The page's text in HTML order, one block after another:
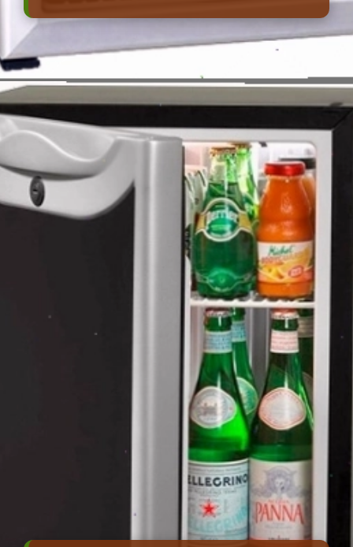
Đang mởhttps://erci.edu.vn/minibar-la-gi